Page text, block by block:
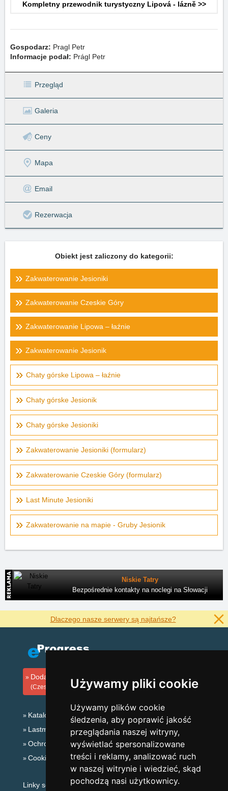
Używamy pliki cookie
Używamy plików cookie
śledzenia, aby poprawić jakość
przeglądania naszej witryny,
wyświetlać spersonalizowane
treści i reklamy, analizować ruch
w naszej witrynie i wiedzieć, skąd
pochodzą nasi użytkownicy.
Kompletny przewodnik turystyczny Lipová - lázně >>
Gospodarz: Pragl Petr
Informacje podał: Prágl Petr
Przegląd
Galeria
Ceny
Mapa
Email
Rezerwacja
Obiekt jest zaliczony do kategorii:
Zakwaterowanie Jesioniki
Zakwaterowanie Czeskie Góry
Zakwaterowanie Lipowa – łaźnie
Zakwaterowanie Jesionik
Chaty górske Lipowa – łaźnie
Chaty górske Jesionik
Chaty górske Jesioniki
Zakwaterowanie Jesioniki (formularz)
Zakwaterowanie Czeskie Góry (formularz)
Last Minute Jesioniki
Zakwaterowanie na mapie - Gruby Jesionik
Niskie Tatry
Bezpośrednie kontakty na noclegi na Słowacji
Dlaczego nasze serwery są najtańsze?
Dodaj zakwaterowanie
(Czeski)
Katalog zakwaterowania
Lastminute Jesioniki
Ochrona prywatności
Cookies
Linky sezonowe: